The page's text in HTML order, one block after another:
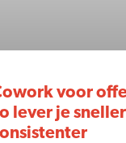
voor
lever je